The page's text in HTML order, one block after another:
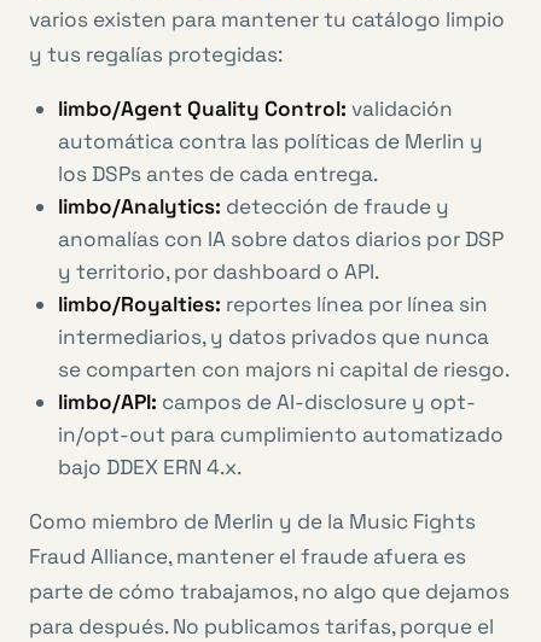
varios existen para mantener tu catálogo limpio
y tus regalías protegidas:
limbo/Agent Quality Control: validación
automática contra las políticas de Merlin y
los DSPs antes de cada entrega.
limbo/Analytics: detección de fraude y
anomalías con IA sobre datos diarios por DSP
y territorio, por dashboard o API.
limbo/Royalties: reportes línea por línea sin
intermediarios, y datos privados que nunca
se comparten con majors ni capital de riesgo.
limbo/API: campos de AI-disclosure y opt-
in/opt-out para cumplimiento automatizado
bajo DDEX ERN 4.x.
Como miembro de Merlin y de la Music Fights
Fraud Alliance, mantener el fraude afuera es
parte de cómo trabajamos, no algo que dejamos
para después. No publicamos tarifas, porque el